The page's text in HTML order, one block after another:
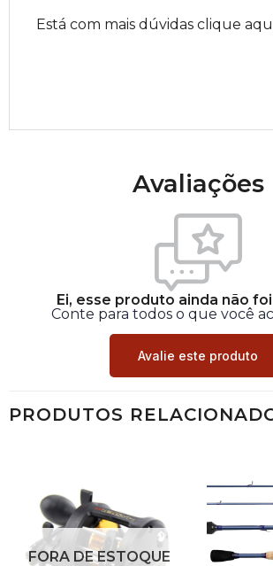
Está com mais dúvidas clique
Avaliações
Ei, esse produto ainda não
Conte para todos o que você
Avalie este produto
PRODUTOS
FORA DE ESTOQUE